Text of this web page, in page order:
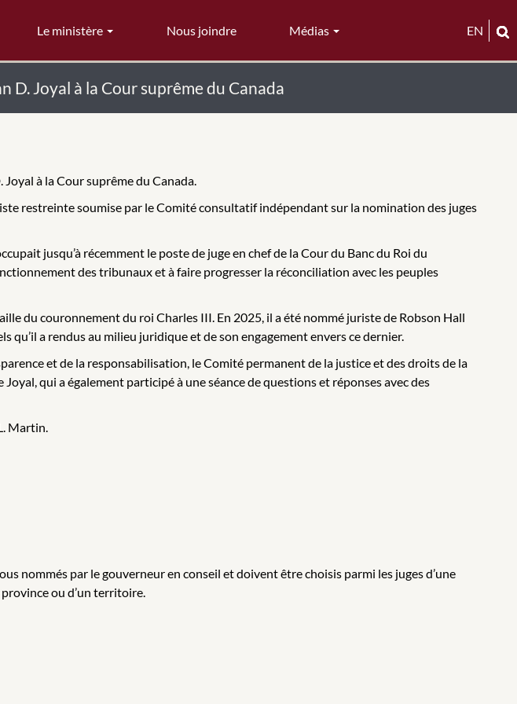
Le ministère Nous joindre Médias EN
D. Joyal à la Cour suprême du Canada
à la Cour suprême du Canada.
restreinte soumise par le Comité consultatif indépendant sur la nomination des juges
jusqu’à récemment le poste de juge en chef de la Cour du Banc du Roi du
des tribunaux et à faire progresser la réconciliation avec les peuples
du couronnement du roi Charles III. En 2025, il a été nommé juriste de Robson Hall
a rendus au milieu juridique et de son engagement envers ce dernier.
et de la responsabilisation, le Comité permanent de la justice et des droits de la
qui a également participé à une séance de questions et réponses avec des
Martin.
nommés par le gouverneur en conseil et doivent être choisis parmi les juges d’une
ou d’un territoire.